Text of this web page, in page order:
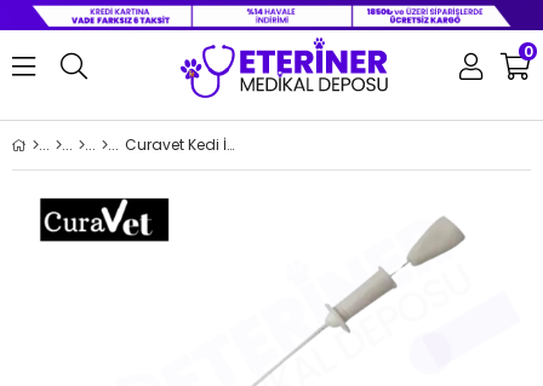
0
Curavet Kedi İdrar Sondası MANDRENLİ